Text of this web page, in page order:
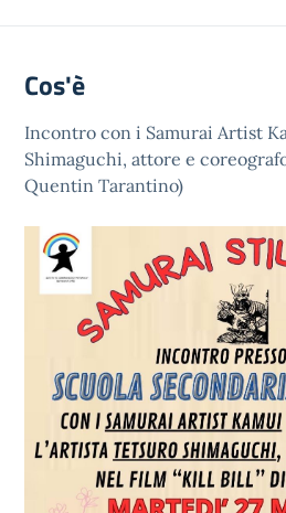
Cos'è
Incontro con i Samurai Artist
Shimaguchi, attore e
Quentin Tarantino)